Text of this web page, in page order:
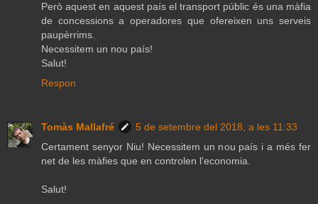
Però aquest en aquest país el transport públic és una màfia
de concessions a operadores que ofereixen uns serveis
paupèrrims.
Necessitem un nou país!
Salut!
Respon
Tomàs Mallafré
5 de setembre del 2018, a les 11:33
Certament senyor Niu! Necessitem un nou país i a més fer
net de les màfies que en controlen l'economia.
Salut!